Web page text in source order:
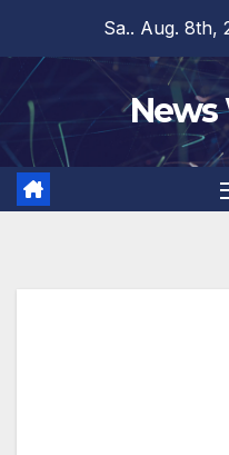
springen
Sa.. Aug. 8th,
News